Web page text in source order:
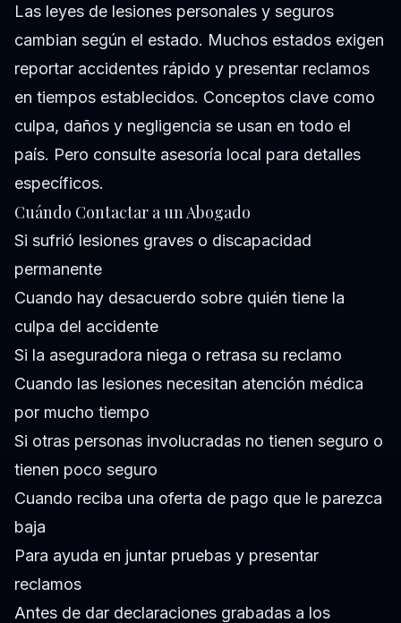
Las leyes de lesiones personales y seguros
cambian según el estado. Muchos estados exigen
reportar accidentes rápido y presentar reclamos
en tiempos establecidos. Conceptos clave como
culpa, daños y negligencia se usan en todo el
país. Pero consulte asesoría local para detalles
específicos.
Cuándo Contactar a un Abogado
Si sufrió lesiones graves o discapacidad
permanente
Cuando hay desacuerdo sobre quién tiene la
culpa del accidente
Si la aseguradora niega o retrasa su reclamo
Cuando las lesiones necesitan atención médica
por mucho tiempo
Si otras personas involucradas no tienen seguro o
tienen poco seguro
Cuando reciba una oferta de pago que le parezca
baja
Para ayuda en juntar pruebas y presentar
reclamos
Antes de dar declaraciones grabadas a los